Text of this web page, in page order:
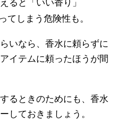
ると「いい香り」
てしまう危険性も。
いなら、香水に頼らずに
イテムに頼ったほうが間
るときのためにも、香水
しておきましょう。